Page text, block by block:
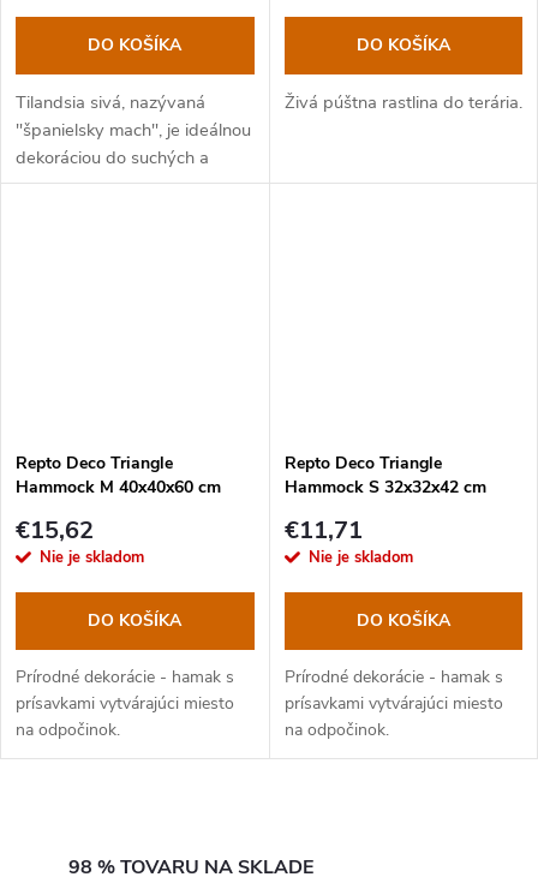
DO KOŠÍKA
Tilandsia sivá, nazývaná
"španielsky mach", je ideálnou
dekoráciou do suchých a
tropických terárií.
DO KOŠÍKA
Živá púštna rastlina do terária.
Repto Deco Triangle
Hammock M 40x40x60 cm
€15,62
Nie je skladom
DO KOŠÍKA
Prírodné dekorácie - hamak s
prísavkami vytvárajúci miesto
na odpočinok.
Repto Deco Triangle
Hammock S 32x32x42 cm
€11,71
Nie je skladom
DO KOŠÍKA
Prírodné dekorácie - hamak s
prísavkami vytvárajúci miesto
na odpočinok.
98 % TOVARU NA SKLADE